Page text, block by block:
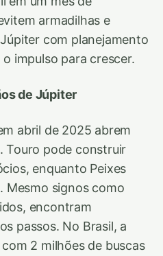
armadilhas e
com planejamento
impulso para crescer.
de Júpiter
abril de 2025 abrem
Touro pode construir
enquanto Peixes
Mesmo signos como
encontram
passos. No Brasil, a
2 milhões de buscas